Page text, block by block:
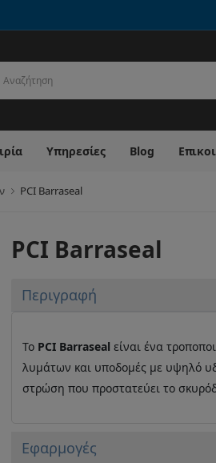
Υπηρεσίες Blog
PCI Barraseal
PCI Barraseal
Περιγραφή
Το PCI Barraseal είναι ένα
λυμάτων και υποδομές με υψηλό
στρώση που προστατεύει το
Εφαρμογές